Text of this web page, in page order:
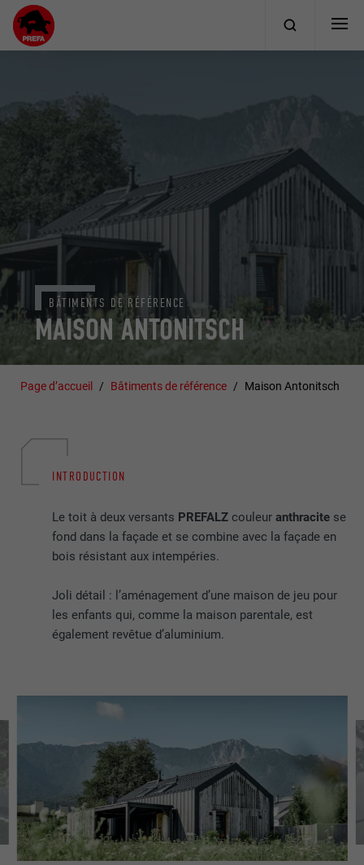
MAISON ANTONITSCH
BÂTIMENTS DE RÉFÉRENCE
Page d’accueil Bâtiments de référence Maison Antonitsch
INTRODUCTION
Le toit à deux versants PREFALZcouleuranthracite se
fond dans la façade et se combine avec la façade en
bois résistant aux intempéries.
Joli détail : l’aménagement d’une maison de jeu pour
les enfants qui, comme la maison parentale, est
également revêtue d’aluminium.